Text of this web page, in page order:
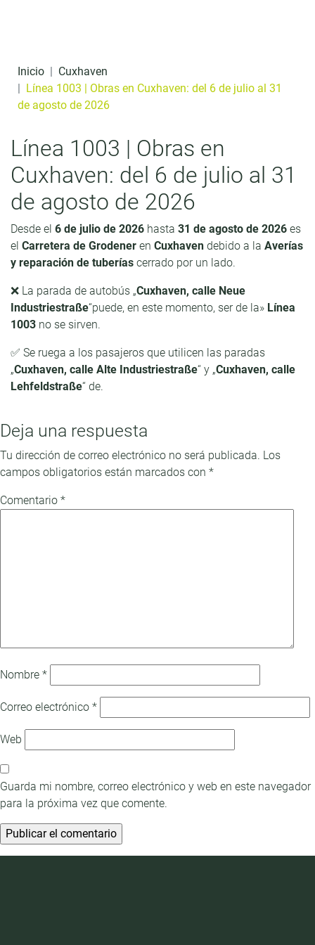
Inicio
Cuxhaven
Línea 1003 | Obras en Cuxhaven: del 6 de julio al 31
de agosto de 2026
Línea 1003 | Obras en
Cuxhaven: del 6 de julio al 31
de agosto de 2026
Desde el 6 de julio de 2026 hasta 31 de agosto de 2026 es
el Carretera de Grodener en Cuxhaven debido a la Averías
y reparación de tuberías cerrado por un lado.
❌ La parada de autobús „Cuxhaven, calle Neue
Industriestraße“puede, en este momento, ser de la» Línea
1003 no se sirven.
✅ Se ruega a los pasajeros que utilicen las paradas
„Cuxhaven, calle Alte Industriestraße“ y „Cuxhaven, calle
Lehfeldstraße“ de.
Deja una respuesta
Tu dirección de correo electrónico no será publicada. Los
campos obligatorios están marcados con *
Comentario *
Nombre *
Correo electrónico *
Web
Guarda mi nombre, correo electrónico y web en este navegador
para la próxima vez que comente.